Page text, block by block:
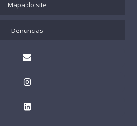
Mapa do site
Denuncias